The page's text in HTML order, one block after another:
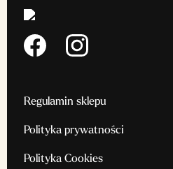
Regulamin sklepu
Polityka prywatności
Polityka Cookies